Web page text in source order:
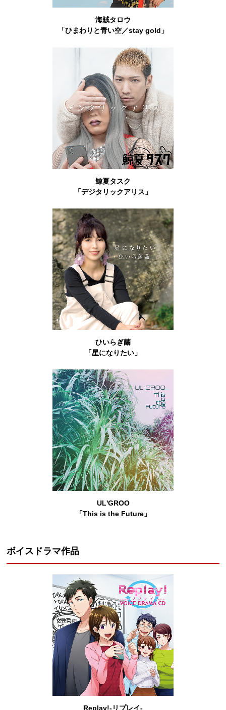
海賊タロウ
「ひまわりと青い空／stay gold」
鯨夏タスク
「デジタリックアリス」
ひいらぎ繭
「星になりたい」
UL'GROO
「This is the Future」
ボイスドラマ作品
Replay!-リプレイ-